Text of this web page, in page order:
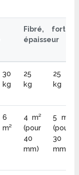
Fibré, forte
épaisseur
30
kg
25
kg
25
kg
6
m²
4 m²
(pour
40
mm)
5 m²
(pour
30
mm)